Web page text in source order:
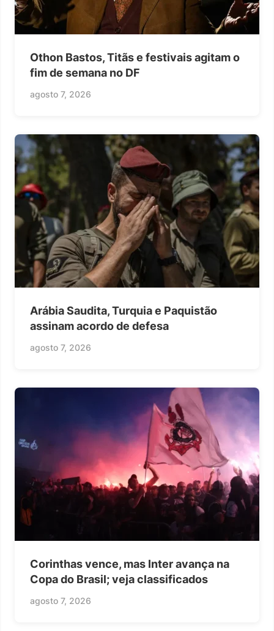
Othon Bastos, Titãs e festivais agitam o
fim de semana no DF
agosto 7, 2026
Arábia Saudita, Turquia e Paquistão
assinam acordo de defesa
agosto 7, 2026
Corinthas vence, mas Inter avança na
Copa do Brasil; veja classificados
agosto 7, 2026